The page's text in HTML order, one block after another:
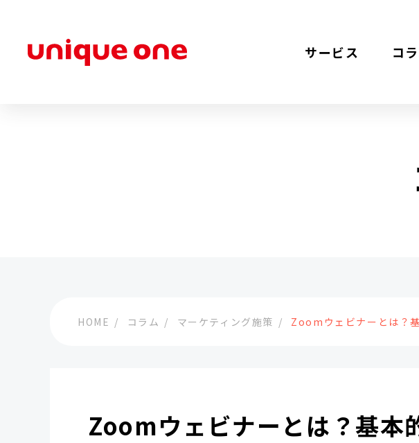
サービス コ
HOME コラム マーケティング施策 Zoomウェビナーとは？
Zoomウェビナーとは？基本